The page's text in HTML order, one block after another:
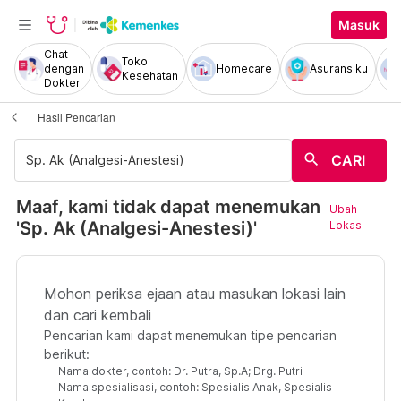
Masuk
Chat
dengan
Dokter
Toko
Kesehatan
Homecare Asuransiku
Hasil Pencarian
search CARI
Maaf, kami tidak dapat menemukan
'Sp. Ak (Analgesi-Anestesi)'
Ubah
Lokasi
Mohon periksa ejaan atau masukan lokasi lain
dan cari kembali
Pencarian kami dapat menemukan tipe pencarian
berikut:
Nama dokter, contoh: Dr. Putra, Sp.A; Drg. Putri
Nama spesialisasi, contoh: Spesialis Anak, Spesialis